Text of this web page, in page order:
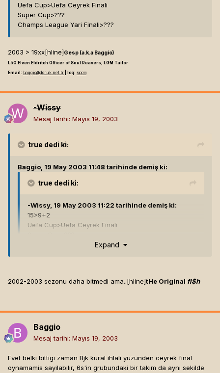
Uefa Cup>Uefa Ceyrek Finali
Super Cup>???
Champs League Yari Finali>???
2003 > 19xx[hline]Gesp (a.k.a Baggio)
L50 Elven Eldritch Officer of Soul Reavers, LGM Tailor
Email: baggio@doruk.net.tr | Icq: 5100111
-Wissy
Mesaj tarihi: Mayıs 19, 2003
true dedi ki:
Baggio, 19 May 2003 11:48 tarihinde demiş ki:
true dedi ki:
-Wissy, 19 May 2003 11:22 tarihinde demiş ki:
15>9+2
Uefa Cup>Uefa Ceyrek Finali
Champs League Yari Finali>???
L50 Elven Eldritch Officer of Soul Reavers, LGM Tailor
Expand
2002-2003 sezonu daha bitmedi ama..[hline]tHe Original fi$h
Baggio
Mesaj tarihi: Mayıs 19, 2003
Evet belki bittigi zaman Bjk kural ihlali yuzunden ceyrek final
oynamamis sayilabilir, 6s'in grubundaki bir takim da ayni sekilde